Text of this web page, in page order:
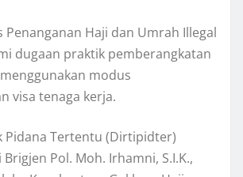
Penanganan Haji dan Umrah Illegal
dugaan praktik pemberangkatan
modus
visa tenaga kerja.
Pidana Tertentu (Dirtipidter)
Pol. Moh. Irhamni, S.I.K.,